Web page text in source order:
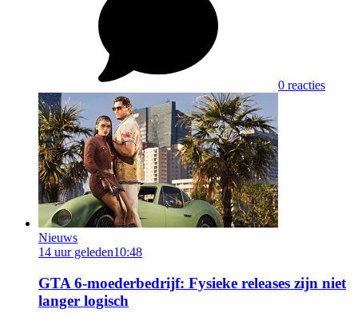
0 reacties
Nieuws
14 uur geleden10:48
GTA 6-moederbedrijf: Fysieke releases zijn niet
langer logisch